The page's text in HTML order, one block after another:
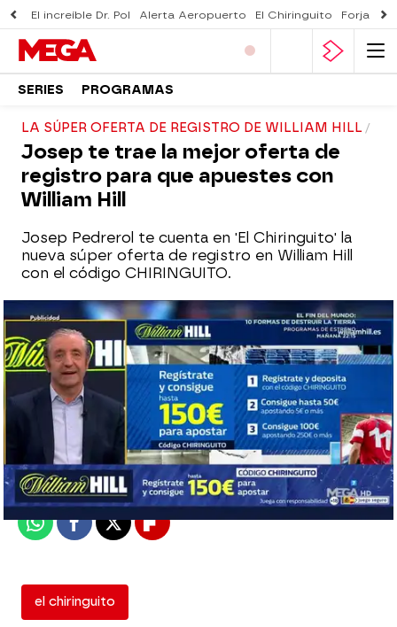
El increíble Dr. Pol Alerta Aeropuerto El Chiringuito Forjado
SERIES PROGRAMAS
LA SÚPER OFERTA DE REGISTRO DE WILLIAM HILL
Josep te trae la mejor oferta de
registro para que apuestes con
William Hill
Josep Pedrerol te cuenta en 'El Chiringuito' la
nueva súper oferta de registro en William Hill
con el código CHIRINGUITO.
mega
Madrid
Publicado:18 de septiembre de 2018, 01:57
WhatsappFacebook
X Flipboard
el chiringuito